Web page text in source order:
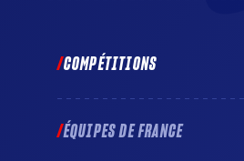
COMPÉTITIONS
ÉQUIPES DE FRANCE